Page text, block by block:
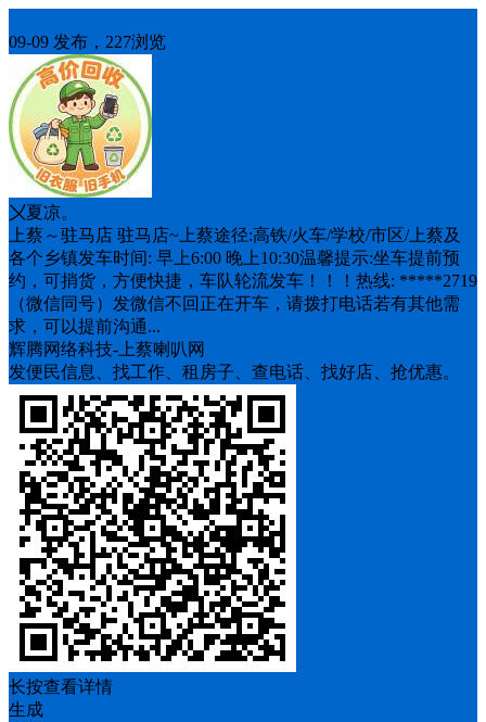
09-09 发布，227浏览
〤夏凉。
上蔡～驻马店 驻马店~上蔡途径:高铁/火车/学校/市区/上蔡及
各个乡镇发车时间: 早上6:00 晚上10:30温馨提示:坐车提前预
约，可捎货，方便快捷，车队轮流发车！！！热线: *****2719
（微信同号）发微信不回正在开车，请拨打电话若有其他需
求，可以提前沟通...
辉腾网络科技-上蔡喇叭网
发便民信息、找工作、租房子、查电话、找好店、抢优惠。
长按查看详情
生成